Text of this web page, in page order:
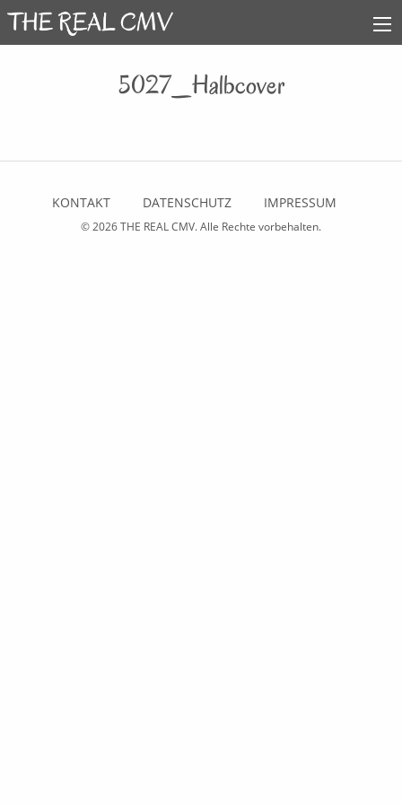
5027_Halbcover
KONTAKT DATENSCHUTZ IMPRESSUM
© 2026THE REAL CMV. Alle Rechte vorbehalten.